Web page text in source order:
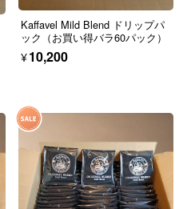
Kaffavel Mild Blend ドリップパ
ック（お買い得バラ60パック）
¥10,200